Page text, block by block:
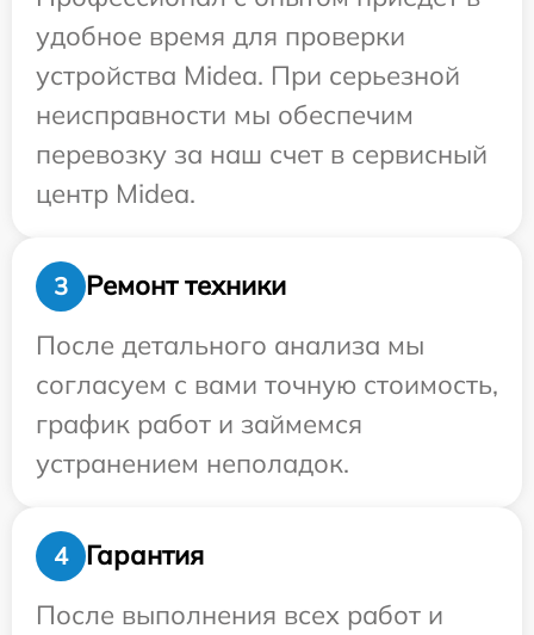
удобное время для проверки
устройства Midea. При серьезной
неисправности мы обеспечим
перевозку за наш счет в сервисный
центр Midea.
3
Ремонт техники
После детального анализа мы
согласуем с вами точную стоимость,
график работ и займемся
устранением неполадок.
4
Гарантия
После выполнения всех работ и